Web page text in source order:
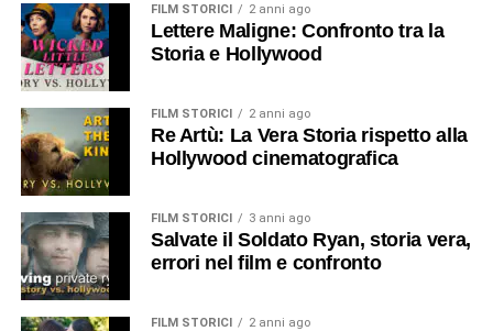
FILM STORICI 2 anni ago
Lettere Maligne: Confronto tra la
Storia e Hollywood
FILM STORICI 2 anni ago
Re Artù: La Vera Storia rispetto alla
Hollywood cinematografica
FILM STORICI 3 anni ago
Salvate il Soldato Ryan, storia vera,
errori nel film e confronto
FILM STORICI 2 anni ago